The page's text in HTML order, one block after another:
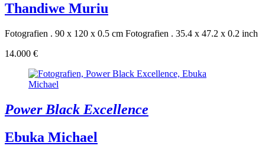
Thandiwe Muriu
Fotografien . 90 x 120 x 0.5 cm Fotografien . 35.4 x 47.2 x 0.2 inch
14.000 €
Power Black Excellence
Ebuka Michael